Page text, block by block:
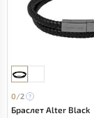
0/2
Браслет Alter Black